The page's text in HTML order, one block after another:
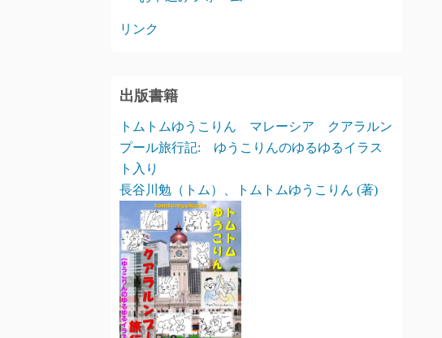
リンク
出版書籍
トムトムゆうこりん マレーシア クアラルン
プール旅行記: ゆうこりんのゆるゆるイラス
ト入り
長谷川勉（トム）、トムトムゆうこりん (著)